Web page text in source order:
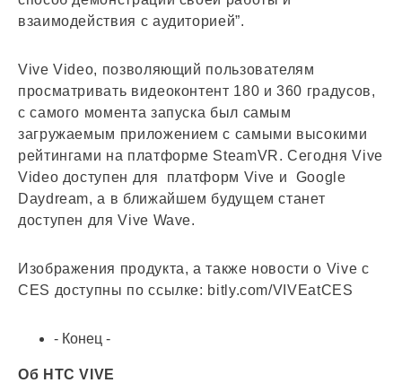
взаимодействия с аудиторией”.
Vive Video, позволяющий пользователям
просматривать видеоконтент 180 и 360 градусов,
с самого момента запуска был самым
загружаемым приложением с самыми высокими
рейтингами на платформе SteamVR. Сегодня Vive
Video доступен для платформ Vive и Google
Daydream, а в ближайшем будущем станет
доступен для Vive Wave.
Изображения продукта, а также новости о Vive c
CES доступны по ссылке: bitly.com/VIVEatCES
- Конец -
Об HTC VIVE